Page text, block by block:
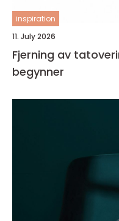
inspiration
11. July 2026
Fjerning av tatovering hva du bør vite
begynner